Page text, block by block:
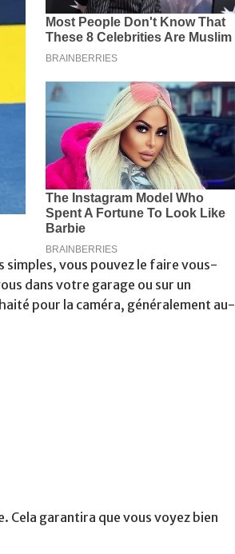
simples, vous pouvez le faire vous-
dans votre garage ou sur un
pour la caméra, généralement au-
Cela garantira que vous voyez bien